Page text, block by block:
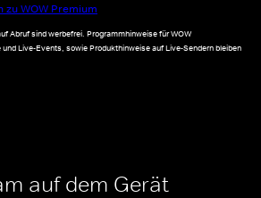
zu WOW Premium
Abruf sind werbefrei. Programmhinweise für WOW
Live-Events, sowie Produkthinweise auf Live-Sendern bleiben
auf dem Gerät